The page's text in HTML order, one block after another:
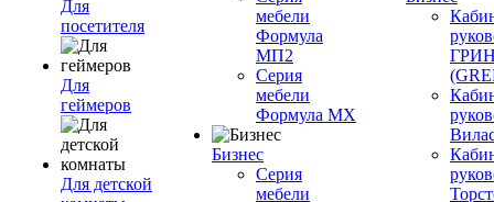
Для
посетителя
Для
геймеров
Для детской
мебели
Формула
МП2
Серия
мебели
Формула МХ
Бизнес
Серия
мебели